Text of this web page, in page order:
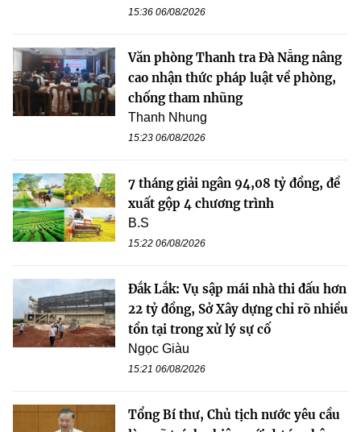
15:36 06/08/2026
Văn phòng Thanh tra Đà Nẵng nâng
cao nhận thức pháp luật về phòng,
chống tham nhũng
Thanh Nhung
15:23 06/08/2026
7 tháng giải ngân 94,08 tỷ đồng, đề
xuất gộp 4 chương trình
B.S
15:22 06/08/2026
Đắk Lắk: Vụ sập mái nhà thi đấu hơn
22 tỷ đồng, Sở Xây dựng chỉ rõ nhiều
tồn tại trong xử lý sự cố
Ngọc Giàu
15:21 06/08/2026
Tổng Bí thư, Chủ tịch nước yêu cầu